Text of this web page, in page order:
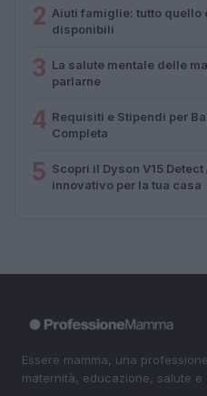
2 Aiuti famiglie: tutto quello
disponibili
3 La salute mentale delle
parlarne
4 Requisiti e Stipendi per
Completa
5 Scopri il Dyson V15
innovativo per la tua casa
Essere mamma, una
maternità, educazione, salute e